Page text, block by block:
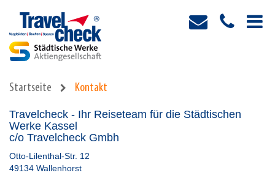
Startseite Kontakt
Travelcheck - Ihr Reiseteam für die Städtischen
Werke Kassel
c/o Travelcheck Gmbh
Otto-Lilenthal-Str. 12
49134 Wallenhorst